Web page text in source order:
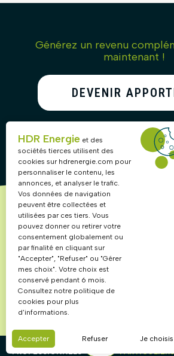
UNIVERS UNIVERS
Générez un revenu
maintenant !
DEVENIR
D’AFFAIRES
Recommandez nos
gagnez des commissions
Lancez ou accélérez votre
DEVENIR
Rejoignez un réseau
d’un marché en pleine
HDR Energie et des
sociétés tierces utilisent des
cookies sur hdrenergie.com pour
personnaliser le contenu, les
annonces, et analyser le trafic.
Vos données de navigation
peuvent être collectées et
utilisées par ces tiers. Vous
pouvez donner ou retirer votre
consentement globalement ou
par finalité en cliquant sur
"Accepter", "Refuser" ou "Gérer
mes choix". Votre choix est
conservé pendant 6 mois.
Consultez notre politique de
cookies pour plus
d'informations.
Accepter Refuser Je choisis